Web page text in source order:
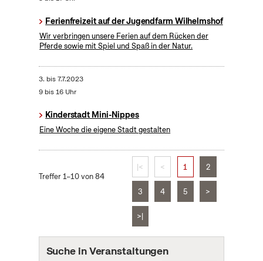
Ferienfreizeit auf der Jugendfarm Wilhelmshof
Wir verbringen unsere Ferien auf dem Rücken der
Pferde sowie mit Spiel und Spaß in der Natur.
3. bis7.7.2023
9 bis 16 Uhr
Kinderstadt Mini-Nippes
Eine Woche die eigene Stadt gestalten
Treffer 1–10 von 84
|< < 1 2
3 4 5 >
>|
Suche in Veranstaltungen